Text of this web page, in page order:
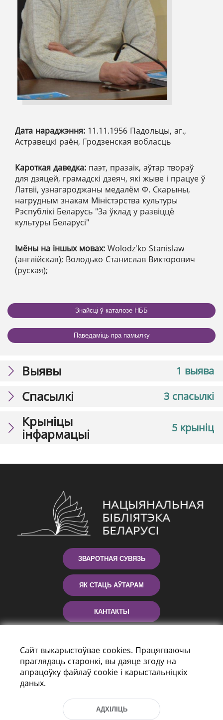
Дата нараджэння: 11.11.1956 Падольцы, аг.,
Астравецкі раён, Гродзенская вобласць
Кароткая даведка: паэт, празаік, аўтар твораў
для дзяцей, грамадскі дзеяч, які жыве і працуе ў
Латвіі, узнагароджаны медалём Ф. Скарыны,
нагрудным знакам Міністэрства культуры
Рэспублікі Беларусь "За ўклад у развіццё
культуры Беларусі"
Імёны на іншых мовах: Wolodz'ko Stanislaw
(англійская); Володько Станислав Викторович
(руская);
Знайсці ў каталозе НББ
Паведаміць пра памылку
1 выява
Выявы
3 спасылкі
Спасылкі
5 крыніц
Крыніцы
інфармацыі
ЗВАРОТНАЯ СУВЯЗЬ
ЯК СТАЦЬ АЎТАРАМ
КАНТАКТЫ
Сайт выкарыстоўвае cookies. Працягваючы
праглядаць старонкі, вы даяце згоду на
апрацоўку файлаў cookie і карыстальніцкіх
даных.
АДХІЛІЦЬ